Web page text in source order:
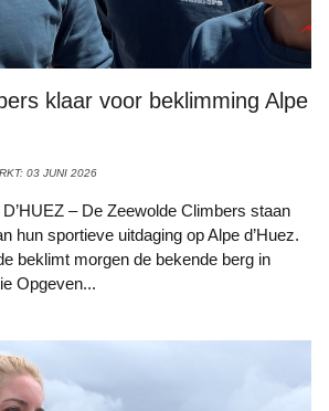
klaar voor beklimming Alpe
03 JUNI 2026
– De Zeewolde Climbers staan
hun sportieve uitdaging op Alpe d’Huez.
beklimt morgen de bekende berg in
Opgeven...
de Alpe d'HuZes